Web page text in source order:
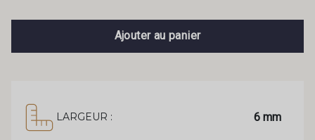
Ajouter au panier
LARGEUR : 6 mm